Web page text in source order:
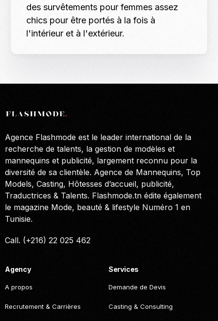
des survêtements pour femmes assez
chics pour être portés à la fois à
l'intérieur et à l'extérieur.
Agence Flashmode est le leader international de la
recherche de talents, la gestion de modèles et
mannequins et publicité, largement reconnu pour la
diversité de sa clientèle. Agence de Mannequins, Top
Models, Casting, Hôtesses d’accueil, publicité,
Traductrices & Talents. Flashmode.tn édite également
le magazine Mode, beauté & lifestyle Numéro 1 en
Tunisie.
Call. (+216) 22 025 462
Agency
A propos
Recrutement & Carrières
Services
Demande de Devis
Casting & Consulting